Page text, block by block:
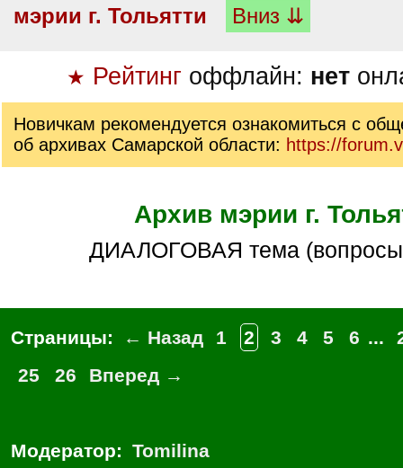
мэрии г. Тольятти
Вниз ⇊
★ Рейтинг оффлайн: нет
Новичкам рекомендуется ознакомиться с
об архивах Самарской области: https://
Архив мэрии г.
ДИАЛОГОВАЯ тема
Страницы: ← Назад 1 2 3 4 5 6 ...
25
26 Вперед →
Модератор: Tomilina